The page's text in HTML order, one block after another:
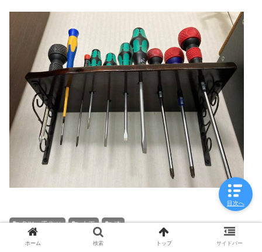
DIY・手作り 木工 漆
ホーム 検索 トップ サイドバー
目次へ